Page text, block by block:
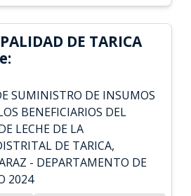
DE TARICA
SUMINISTRO DE INSUMOS
BENEFICIARIOS DEL
LECHE DE LA
DE TARICA,
- DEPARTAMENTO DE
2024